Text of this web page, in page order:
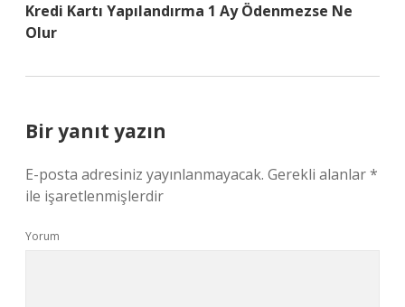
Kredi Kartı Yapılandırma 1 Ay Ödenmezse Ne
Olur
Bir yanıt yazın
E-posta adresiniz yayınlanmayacak. Gerekli alanlar*
ile işaretlenmişlerdir
Yorum